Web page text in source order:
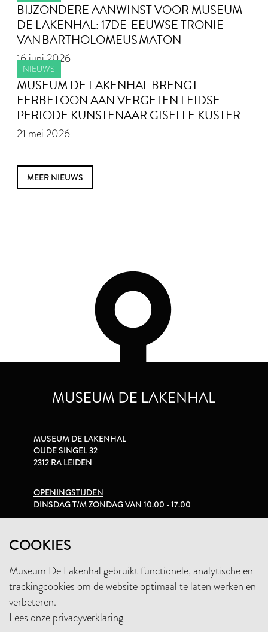
BIJZONDERE AANWINST VOOR MUSEUM
DE LAKENHAL: 17DE-EEUWSE TRONIE
VAN BARTHOLOMEUS MATON
16 juni 2026
NIEUWS
MUSEUM DE LAKENHAL BRENGT
EERBETOON AAN VERGETEN LEIDSE
PERIODE KUNSTENAAR GISELLE KUSTER
21 mei 2026
MEER NIEUWS
COOKIES
Museum De Lakenhal gebruikt functionele, analytische en
trackingcookies om de website optimaal te laten werken en
verbeteren.
Lees onze privacyverklaring
MUSEUM DE LAKENHAL
OUDE SINGEL 32
2312 RA LEIDEN
OPENINGSTIJDEN
DINSDAG T/M ZONDAG VAN 10.00 - 17.00
+31 (0)71 5165360
INFO@LAKENHAL.NL
STEUN HET MUSEUM